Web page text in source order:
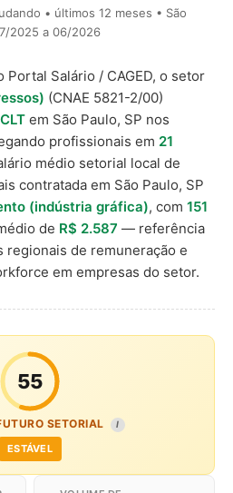
• últimos 12 meses • São
2025 a 06/2026
Portal Salário / CAGED, o setor
(CNAE 5821-2/00)
em São Paulo, SP nos
profissionais em 21
médio setorial local de
contratada em São Paulo, SP
(indústria gráfica), com 151
de R$ 2.587 — referência
regionais de remuneração e
em empresas do setor.
55
SETORIAL I
ESTÁVEL